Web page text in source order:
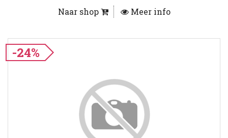
Naar shop Meer info
-24%